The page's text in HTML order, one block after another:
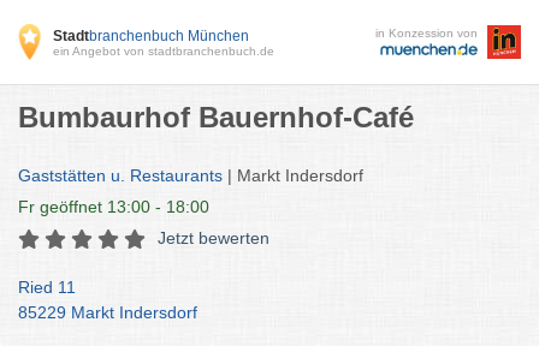
Stadtbranchenbuch München
ein Angebot von stadtbranchenbuch.de
in Konzession von
Bumbaurhof Bauernhof-Café
Gaststätten u. Restaurants | Markt Indersdorf
Fr geöffnet 13:00 - 18:00
Jetzt bewerten
Ried 11
85229 Markt Indersdorf